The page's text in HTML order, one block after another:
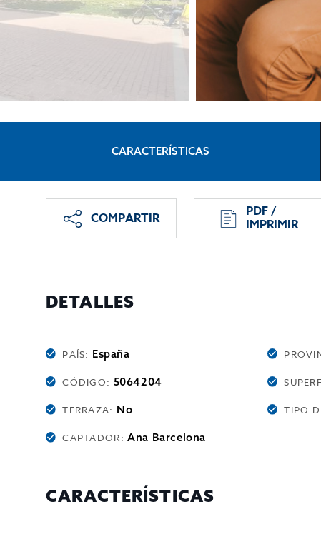
CARACTERÍSTICAS
COMPARTIR PDF /
IMPRIMIR
DETALLES
PAÍS: España
CÓDIGO: 5064204
TERRAZA: No TIPO
CAPTADOR:Ana Barcelona
CARACTERÍSTICAS